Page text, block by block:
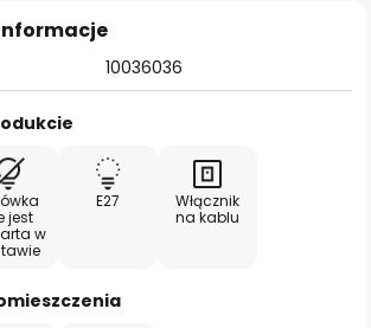
10036036
jest
w
E27
Włącznik
na kablu